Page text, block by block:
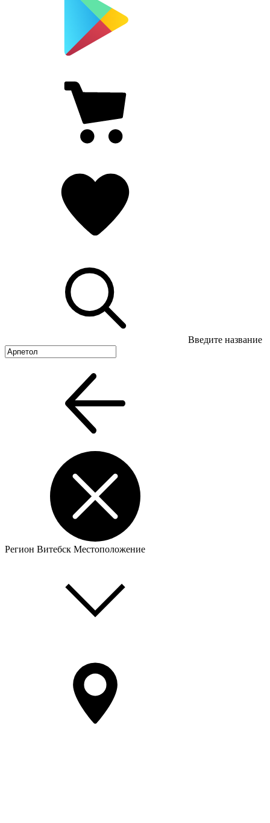
Введите название
Регион Витебск Местоположение